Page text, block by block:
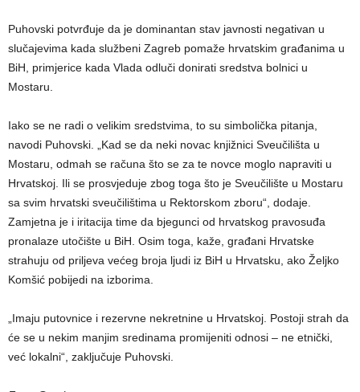
Puhovski potvrđuje da je dominantan stav javnosti negativan u
slučajevima kada službeni Zagreb pomaže hrvatskim građanima u
BiH, primjerice kada Vlada odluči donirati sredstva bolnici u
Mostaru.
Iako se ne radi o velikim sredstvima, to su simbolička pitanja,
navodi Puhovski. „Kad se da neki novac knjižnici Sveučilišta u
Mostaru, odmah se računa što se za te novce moglo napraviti u
Hrvatskoj. Ili se prosvjeduje zbog toga što je Sveučilište u Mostaru
sa svim hrvatski sveučilištima u Rektorskom zboru“, dodaje.
Zamjetna je i iritacija time da bjegunci od hrvatskog pravosuđa
pronalaze utočište u BiH. Osim toga, kaže, građani Hrvatske
strahuju od priljeva većeg broja ljudi iz BiH u Hrvatsku, ako Željko
Komšić pobijedi na izborima.
„Imaju putovnice i rezervne nekretnine u Hrvatskoj. Postoji strah da
će se u nekim manjim sredinama promijeniti odnosi – ne etnički,
već lokalni“, zaključuje Puhovski.